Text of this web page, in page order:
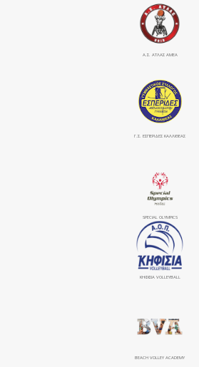
Α.Σ. ΑΤΛΑΣ ΑΜΕΑ
Γ.Σ. ΕΣΠΕΡΙΔΕΣ ΚΑΛΛΙΘΕΑΣ
SPECIAL OLYMPICS
ΚΗΦΙΣΙΆ VOLLEYBALL
BEACH VOLLEY ACADEMY